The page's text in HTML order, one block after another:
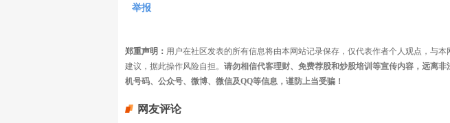
举报
郑重声明： 用户在社区发表的所有信息将由本网站记录保存，仅代表作者个人观点，与
建议，据此操作风险自担。 请勿相信代客理财、免费荐股和炒股培训等宣传内容，远离
机号码、公众号、微博、微信及QQ等信息，谨防上当受骗！
网友评论